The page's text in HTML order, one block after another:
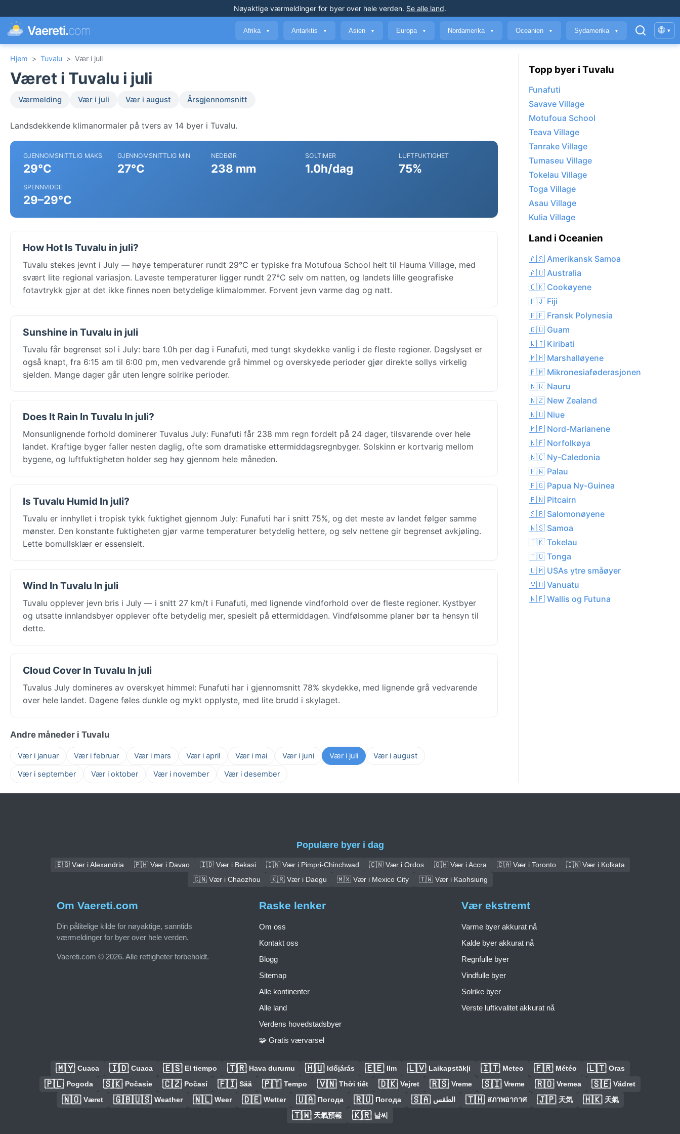
Nøyaktige værmeldinger for byer over hele verden. Se alle land.
Vaereti.com Afrika ▼ Antarktis ▼ Asien ▼ Europa ▼ Nordamerika ▼ Oceanien ▼ Sydamerika ▼ 🌐 ▾
Hjem > Tuvalu > Vær i juli
Været i Tuvalu i juli
Værmelding Vær i juli Vær i august Årsgjennomsnitt
Landsdekkende klimanormaler på tvers av 14 byer i Tuvalu.
GJENNOMSNITTLIG MAKS
29°C
GJENNOMSNITTLIG MIN
27°C
NEDBØR
238 mm
SOLTIMER
1.0h/dag
LUFTFUKTIGHET
75%
SPENNVIDDE
29–29°C
How Hot Is Tuvalu in juli?
Tuvalu stekes jevnt i July — høye temperaturer rundt 29°C er typiske fra Motufoua School helt til Hauma Village, med
svært lite regional variasjon. Laveste temperaturer ligger rundt 27°C selv om natten, og landets lille geografiske
fotavtrykk gjør at det ikke finnes noen betydelige klimalommer. Forvent jevn varme dag og natt.
Sunshine in Tuvalu in juli
Tuvalu får begrenset sol i July: bare 1.0h per dag i Funafuti, med tungt skydekke vanlig i de fleste regioner. Dagslyset er
også knapt, fra 6:15 am til 6:00 pm, men vedvarende grå himmel og overskyede perioder gjør direkte sollys virkelig
sjelden. Mange dager går uten lengre solrike perioder.
Does It Rain In Tuvalu In juli?
Monsunlignende forhold dominerer Tuvalus July: Funafuti får 238 mm regn fordelt på 24 dager, tilsvarende over hele
landet. Kraftige byger faller nesten daglig, ofte som dramatiske ettermiddagsregnbyger. Solskinn er kortvarig mellom
bygene, og luftfuktigheten holder seg høy gjennom hele måneden.
Is Tuvalu Humid In juli?
Tuvalu er innhyllet i tropisk tykk fuktighet gjennom July: Funafuti har i snitt 75%, og det meste av landet følger samme
mønster. Den konstante fuktigheten gjør varme temperaturer betydelig hettere, og selv nettene gir begrenset avkjøling.
Lette bomullsklær er essensielt.
Wind In Tuvalu In juli
Tuvalu opplever jevn bris i July — i snitt 27 km/t i Funafuti, med lignende vindforhold over de fleste regioner. Kystbyer
og utsatte innlandsbyer opplever ofte betydelig mer, spesielt på ettermiddagen. Vindfølsomme planer bør ta hensyn til
dette.
Cloud Cover In Tuvalu In juli
Tuvalus July domineres av overskyet himmel: Funafuti har i gjennomsnitt 78% skydekke, med lignende grå vedvarende
over hele landet. Dagene føles dunkle og mykt opplyste, med lite brudd i skylaget.
Andre måneder i Tuvalu
Vær i januar Vær i februar Vær i mars Vær i april Vær i mai Vær i juni Vær i juli
Vær i august
Vær i september
Vær i oktober Vær i november Vær i desember
Topp byer i Tuvalu
Funafuti
Savave Village
Motufoua School
Teava Village
Tanrake Village
Tumaseu Village
Tokelau Village
Toga Village
Asau Village
Kulia Village
Land i Oceanien
🇦🇸 Amerikansk Samoa
🇦🇺 Australia
🇨🇰 Cookøyene
🇫🇯 Fiji
🇵🇫 Fransk Polynesia
🇬🇺 Guam
🇰🇮 Kiribati
🇲🇭 Marshalløyene
🇫🇲 Mikronesiaføderasjonen
🇳🇷 Nauru
🇳🇿 New Zealand
🇳🇺 Niue
🇲🇵 Nord-Marianene
🇳🇫 Norfolkøya
🇳🇨 Ny-Caledonia
🇵🇼 Palau
🇵🇬 Papua Ny-Guinea
🇵🇳 Pitcairn
🇸🇧 Salomonøyene
🇼🇸 Samoa
🇹🇰 Tokelau
🇹🇴 Tonga
🇺🇲 USAs ytre småøyer
🇻🇺 Vanuatu
🇼🇫 Wallis og Futuna
Populære byer i dag
🇪🇬 Vær i Alexandria 🇵🇭 Vær i Davao 🇮🇩 Vær i Bekasi 🇮🇳 Vær i Pimpri-Chinchwad 🇨🇳 Vær i Ordos 🇬🇭 Vær i Accra 🇨🇦 Vær i Toronto
🇮🇳 Vær i Kolkata
🇨🇳 Vær i Chaozhou
🇰🇷 Vær i Daegu 🇲🇽 Vær i Mexico City 🇹🇼 Vær i Kaohsiung
Om Vaereti.com
Din pålitelige kilde for nøyaktige, sanntids
værmeldinger for byer over hele verden.
Vaereti.com © 2026. Alle rettigheter forbeholdt.
Raske lenker
Om oss
Kontakt oss
Blogg
Sitemap
Alle kontinenter
Alle land
Verdens hovedstadsbyer
🧩 Gratis værvarsel
Vær ekstremt
Varme byer akkurat nå
Kalde byer akkurat nå
Regnfulle byer
Vindfulle byer
Solrike byer
Verste luftkvalitet akkurat nå
🇲🇾 Cuaca 🇮🇩 Cuaca 🇪🇸 El tiempo 🇹🇷 Hava durumu 🇭🇺 Időjárás 🇪🇪 Ilm 🇱🇻 Laikapstākļi 🇮🇹 Meteo 🇫🇷 Météo 🇱🇹 Oras
🇵🇱 Pogoda 🇸🇰 Počasie 🇨🇿 Počasí 🇫🇮 Sää 🇵🇹 Tempo 🇻🇳 Thời tiết 🇩🇰 Vejret 🇷🇸 Vreme 🇸🇮 Vreme 🇷🇴 Vremea 🇸🇪 Vädret
🇳🇴 Været 🇬🇧🇺🇸 Weather 🇳🇱 Weer 🇩🇪 Wetter 🇺🇦 Погода 🇷🇺 Погода 🇸🇦 الطقس 🇹🇭 สภาพอากาศ 🇯🇵 天気 🇭🇰 天氣
🇹🇼 天氣預報 🇰🇷 날씨